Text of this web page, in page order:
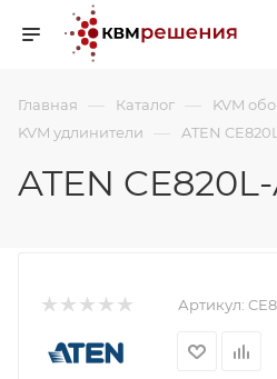
Главная — Каталог — KVM
KVM удлинители — ATEN
ATEN
Артикул: